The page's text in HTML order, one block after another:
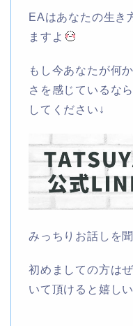
EAはあなたの生き
ますよ
もし今あなたが何
さを感じているな
してください↓
みっちりお話しを
初めましての方は
いて頂けると嬉しい